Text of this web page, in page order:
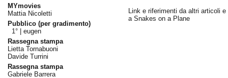
MYmovies
Mattia Nicoletti
Pubblico (per gradimento)
1° | eugen
Rassegna stampa
Lietta Tornabuoni
Davide Turrini
Rassegna stampa
Gabriele Barrera
Link e riferimenti da altri articoli e
a Snakes on a Plane